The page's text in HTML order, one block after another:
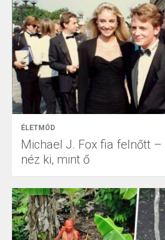
ÉLETMÓD
Michael J. Fox fia felnőtt –
néz ki, mint ő